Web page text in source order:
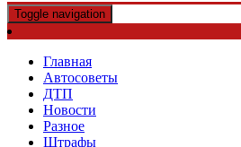
Toggle navigation
Главная
Автосоветы
ДТП
Новости
Разное
Штрафы